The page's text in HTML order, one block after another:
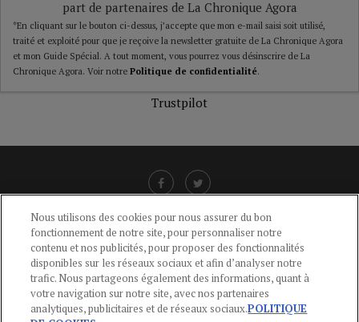
part de partenaires de La Chronique Agora
*En cliquant sur le bouton ci-dessus, j’accepte que mon e-mail saisi soit utilisé,
traité et exploité pour que je reçoive la newsletter gratuite de La Chronique Agora
et mon Guide Spécial. A tout moment, vous pourrez vous désinscrire de La
Chronique Agora. Voir notre Politique de confidentialité.
Trustpilot
CGU-POLITIQUE DE CONFIDENTIALITÉ -POLITIQUE DES COOKIES
MENTIONS LÉGALES -AIDE
CONTACT
Nous utilisons des cookies pour nous assurer du bon
fonctionnement de notre site, pour personnaliser notre
contenu et nos publicités, pour proposer des fonctionnalités
disponibles sur les réseaux sociaux et afin d’analyser notre
trafic. Nous partageons également des informations, quant à
votre navigation sur notre site, avec nos partenaires
analytiques, publicitaires et de réseaux sociaux.POLITIQUE